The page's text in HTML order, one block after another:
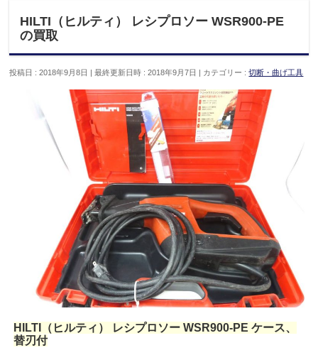
HILTI（ヒルティ） レシプロソー WSR900-PE
の買取
投稿日 : 2018年9月8日 最終更新日時 : 2018年9月7日 カテゴリー :切断・曲げ工具
HILTI（ヒルティ） レシプロソー WSR900-PE ケース、
替刃付